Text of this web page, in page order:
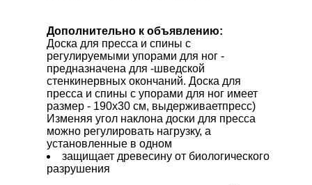
Дополнительно к объявлению:
Доска для пресса и спины с
регулируемыми упорами для ног -
предназначена для -шведской
стенкинервных окончаний. Доска для
пресса и спины с упорами для ног имеет
размер - 190х30 см, выдерживаетпресс)
Изменяя угол наклона доски для пресса
можно регулировать нагрузку, а
установленные в одном
защищает древесину от биологического
разрушения